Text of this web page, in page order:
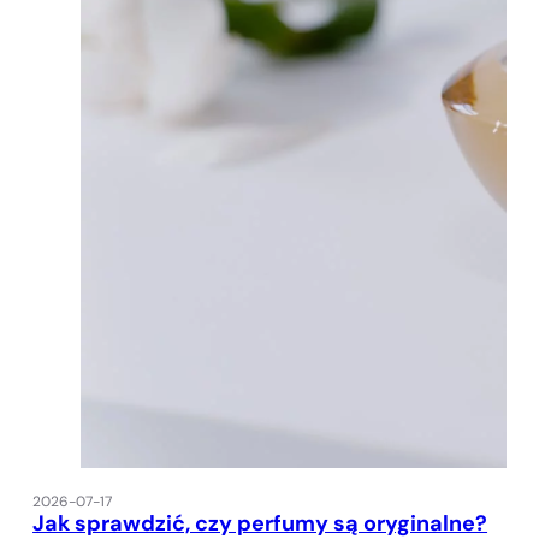
2026-07-17
Jak sprawdzić, czy perfumy są oryginalne?